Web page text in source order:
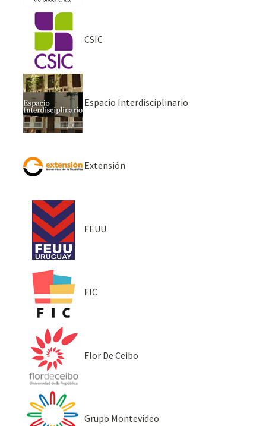
CSIC
Espacio Interdisciplinario
Extensión
FEUU
FIC
Flor De Ceibo
Grupo Montevideo